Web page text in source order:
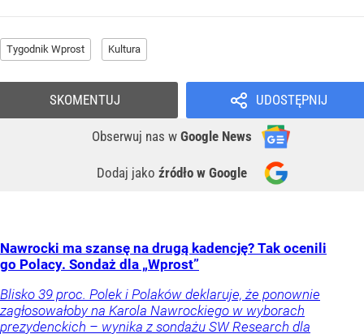
Tygodnik Wprost Kultura
UDOSTĘPNIJ
Obserwuj nas w Google News
Dodaj jako źródło w Google
SKOMENTUJ
Nawrocki ma szansę na drugą kadencję? Tak ocenili
go Polacy. Sondaż dla „Wprost”
Blisko 39 proc. Polek i Polaków deklaruje, że ponownie
zagłosowałoby na Karola Nawrockiego w wyborach
prezydenckich – wynika z sondażu SW Research dla